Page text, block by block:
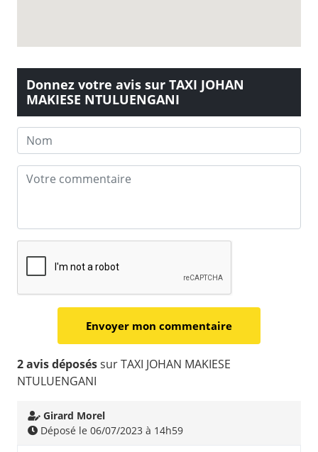
Donnez votre avis sur TAXI JOHAN
MAKIESE NTULUENGANI
2 avis déposéssur TAXI JOHAN MAKIESE
NTULUENGANI
Girard Morel
Déposé le 06/07/2023 à 14h59